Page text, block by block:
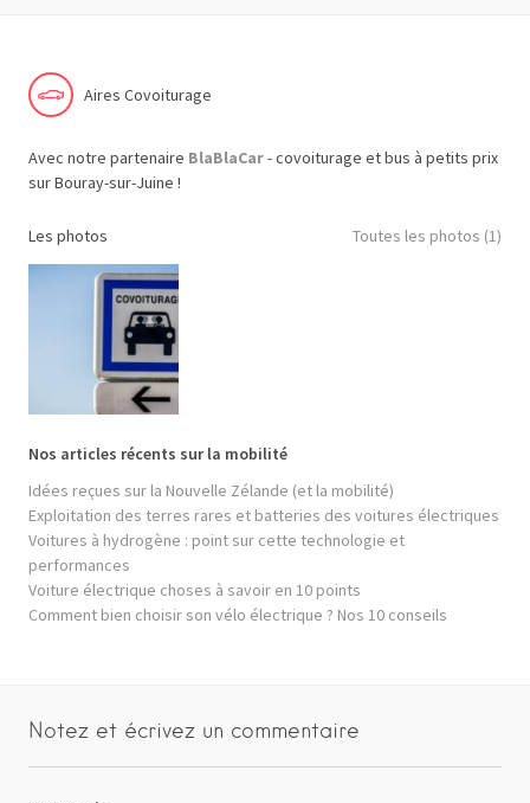
Aires Covoiturage
Avec notre partenaire BlaBlaCar- covoiturage et bus à petits prix
sur Bouray-sur-Juine !
Les photos Toutes les photos (1)
Nos articles récents sur la mobilité
Idées reçues sur la Nouvelle Zélande (et la mobilité)
Exploitation des terres rares et batteries des voitures électriques
Voitures à hydrogène : point sur cette technologie et
performances
Voiture électrique choses à savoir en 10 points
Comment bien choisir son vélo électrique ? Nos 10 conseils
Notez et écrivez un commentaire